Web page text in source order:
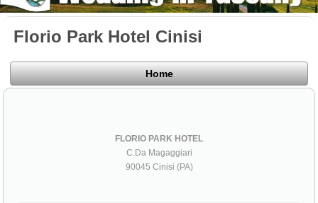
Florio Park Hotel Cinisi
Home
FLORIO PARK HOTEL
C.Da Magaggiari
90045 Cinisi (PA)